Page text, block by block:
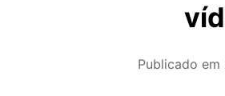
Publicado em